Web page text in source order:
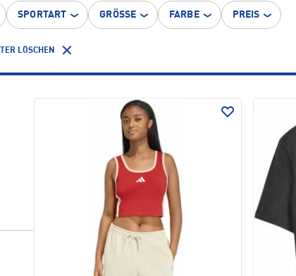
SPORTART GRÖSSE FARBE PREIS
LÖSCHEN